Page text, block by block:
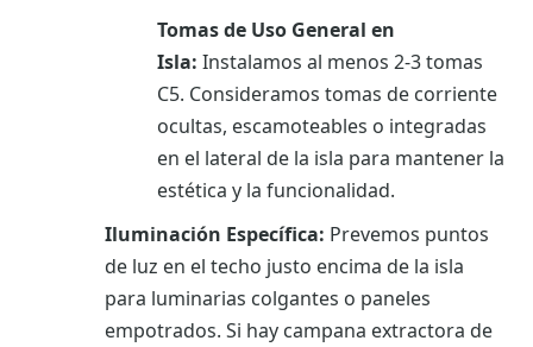
Tomas de Uso General en
Isla: Instalamos al menos 2-3 tomas
C5. Consideramos tomas de corriente
ocultas, escamoteables o integradas
en el lateral de la isla para mantener la
estética y la funcionalidad.
Iluminación Específica: Prevemos puntos
de luz en el techo justo encima de la isla
para luminarias colgantes o paneles
empotrados. Si hay campana extractora de